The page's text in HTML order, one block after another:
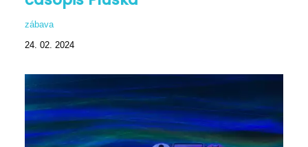
zábava
24. 02. 2024